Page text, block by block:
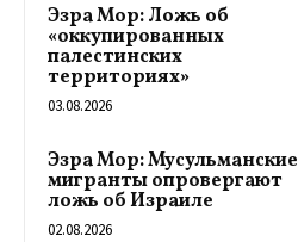
Эзра Мор: Ложь об
«оккупированных
палестинских
территориях»
03.08.2026
Эзра Мор: Мусульманские
мигранты опровергают
ложь об Израиле
02.08.2026